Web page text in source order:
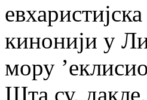
кинонији у
мору
Шта су,